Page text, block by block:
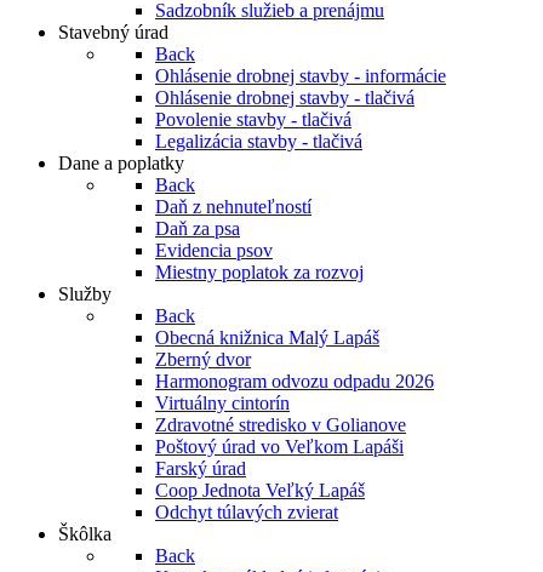
Sadzobník služieb a prenájmu
Stavebný úrad
Back
Ohlásenie drobnej stavby - informácie
Ohlásenie drobnej stavby - tlačivá
Povolenie stavby - tlačivá
Legalizácia stavby - tlačivá
Dane a poplatky
Back
Daň z nehnuteľností
Daň za psa
Evidencia psov
Miestny poplatok za rozvoj
Služby
Back
Obecná knižnica Malý Lapáš
Zberný dvor
Harmonogram odvozu odpadu 2026
Virtuálny cintorín
Zdravotné stredisko v Golianove
Poštový úrad vo Veľkom Lapáši
Farský úrad
Coop Jednota Veľký Lapáš
Odchyt túlavých zvierat
Škôlka
Back